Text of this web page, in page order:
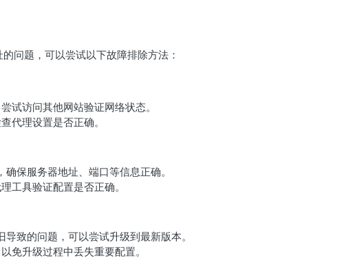
问题，可以尝试以下故障排除方法：
试访问其他网站验证网络状态。
代理设置是否正确。
保服务器地址、端口等信息正确。
工具验证配置是否正确。
致的问题，可以尝试升级到最新版本。
免升级过程中丢失重要配置。